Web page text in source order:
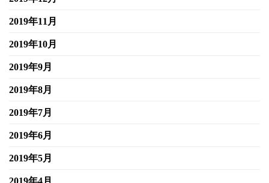
2019年11月
2019年10月
2019年9月
2019年8月
2019年7月
2019年6月
2019年5月
2019年4月